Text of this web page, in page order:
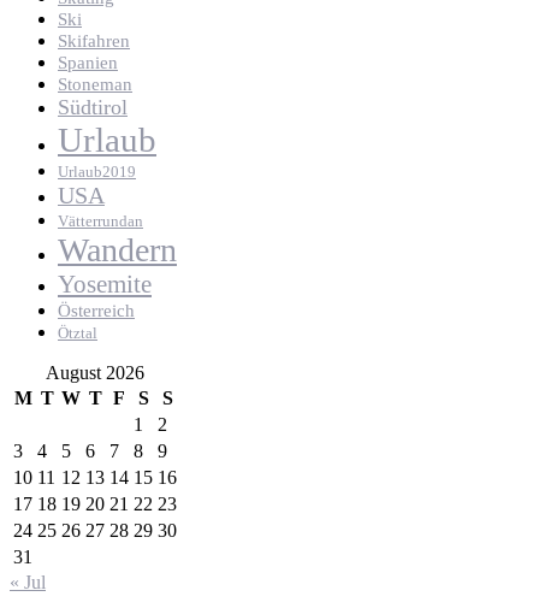
Ski
Skifahren
Spanien
Stoneman
Südtirol
Urlaub
Urlaub2019
USA
Vätterrundan
Wandern
Yosemite
Österreich
Ötztal
August 2026
M T W T F S
S
1
2
3
4 5 6 7 8
9
10 11 12 13 14 15 16
17 18 19 20 21 22 23
24 25 26 27 28 29 30
31
« Jul